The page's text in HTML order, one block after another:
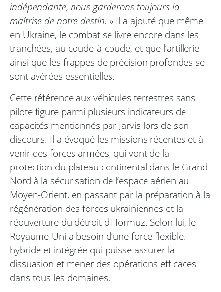
indépendante, nous garderons toujours la
maîtrise de notre destin. » Il a ajouté que même
en Ukraine, le combat se livre encore dans les
tranchées, au coude-à-coude, et que l’artillerie
ainsi que les frappes de précision profondes se
sont avérées essentielles.
Cette référence aux véhicules terrestres sans
pilote figure parmi plusieurs indicateurs de
capacités mentionnés par Jarvis lors de son
discours. Il a évoqué les missions récentes et à
venir des forces armées, qui vont de la
protection du plateau continental dans le Grand
Nord à la sécurisation de l’espace aérien au
Moyen-Orient, en passant par la préparation à la
régénération des forces ukrainiennes et la
réouverture du détroit d’Hormuz. Selon lui, le
Royaume-Uni a besoin d’une force flexible,
hybride et intégrée qui puisse assurer la
dissuasion et mener des opérations efficaces
dans tous les domaines.